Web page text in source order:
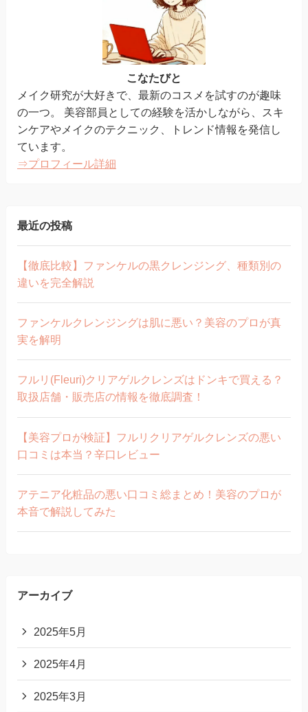
こなたびと
メイク研究が大好きで、最新のコスメを試すのが趣味
の一つ。 美容部員としての経験を活かしながら、スキ
ンケアやメイクのテクニック、トレンド情報を発信し
ています。
⇒プロフィール詳細
最近の投稿
【徹底比較】ファンケルの黒クレンジング、種類別の
違いを完全解説
ファンケルクレンジングは肌に悪い？美容のプロが真
実を解明
フルリ(Fleuri)クリアゲルクレンズはドンキで買える？
取扱店舗・販売店の情報を徹底調査！
【美容プロが検証】フルリクリアゲルクレンズの悪い
口コミは本当？辛口レビュー
アテニア化粧品の悪い口コミ総まとめ！美容のプロが
本音で解説してみた
アーカイブ
2025年5月
2025年4月
2025年3月